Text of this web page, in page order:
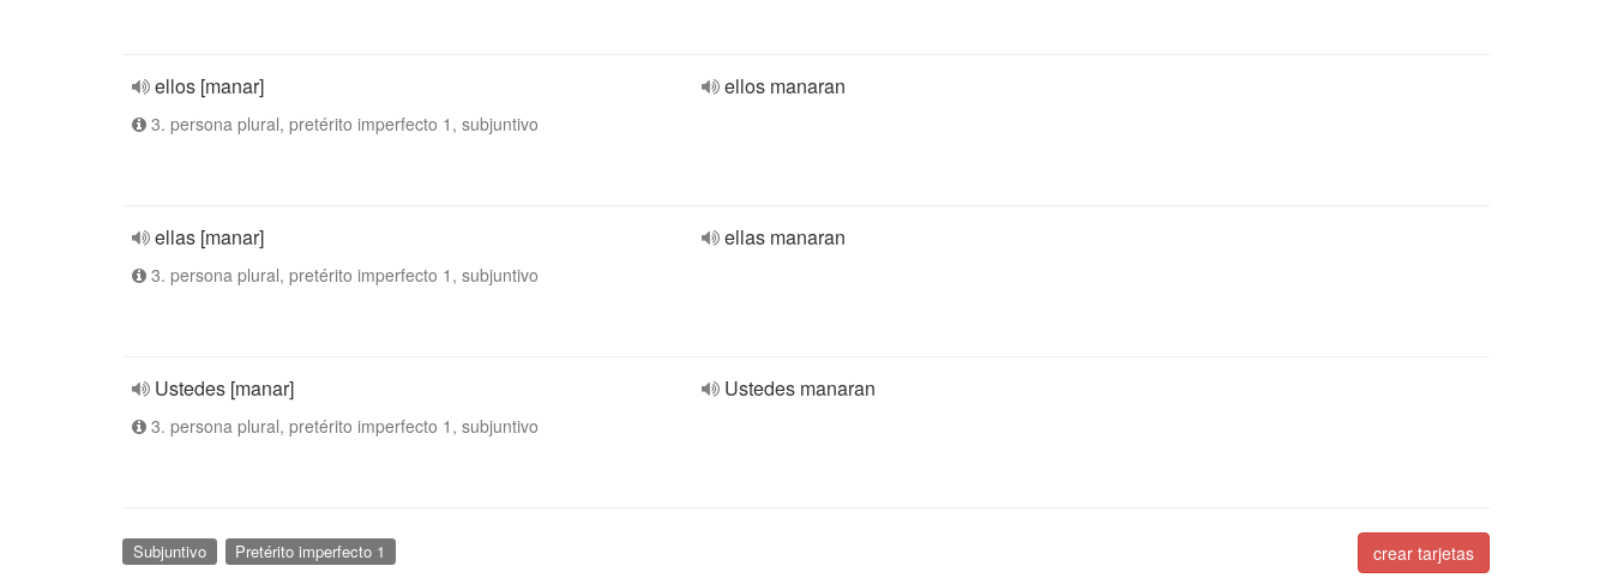
ellos [manar]
3. persona plural, pretérito imperfecto 1, subjuntivo
ellos manaran
ellas [manar]
3. persona plural, pretérito imperfecto 1, subjuntivo
ellas manaran
Ustedes [manar]
3. persona plural, pretérito imperfecto 1, subjuntivo
Ustedes manaran
crear tarjetas
Subjuntivo Pretérito imperfecto 1